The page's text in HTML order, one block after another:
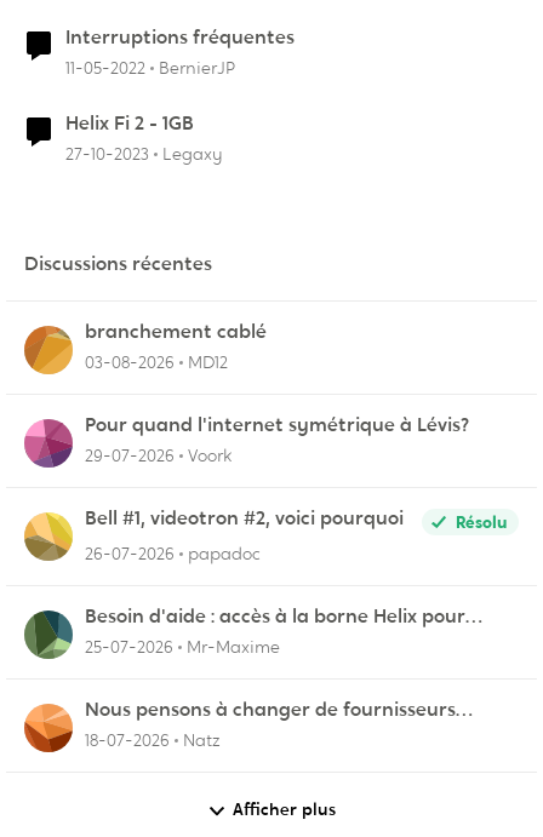
Interruptions fréquentes
11-05-2022 BernierJP
Helix Fi 2 - 1GB
27-10-2023 Legaxy
Discussions récentes
branchement cablé
03-08-2026 MD12
Pour quand l'internet symétrique à Lévis?
29-07-2026 Voork
Bell #1, videotron #2, voici pourquoi
Résolu
26-07-2026
papadoc
Besoin d'aide : accès à la borne Helix pour
vérifier l'UPnP NAT Black Ops 2
25-07-2026 Mr-Maxime
Nous pensons à changer de fournisseurs…
18-07-2026 Natz
Afficher plus